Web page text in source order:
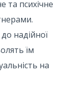
та психічне
надійної
їм
на